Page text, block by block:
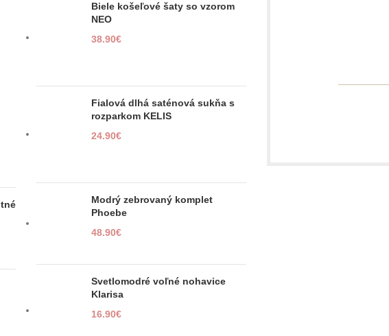
Biele košeľové šaty so vzorom
NEO
38.90€
Fialová dlhá saténová sukňa s
rozparkom KELIS
24.90€
Modrý zebrovaný komplet
Phoebe
48.90€
Svetlomodré voľné nohavice
Klarisa
16.90€